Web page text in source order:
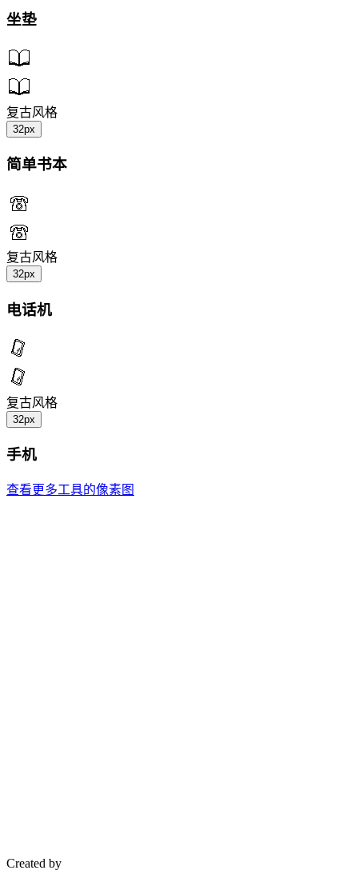
坐垫
复古风格
32px
简单书本
复古风格
32px
电话机
复古风格
32px
手机
查看更多工具的像素图
Created by